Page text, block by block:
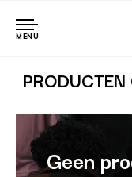
MENU
Geen